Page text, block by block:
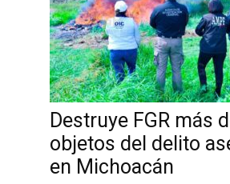
Destruye FGR más
objetos del delito
en Michoacán